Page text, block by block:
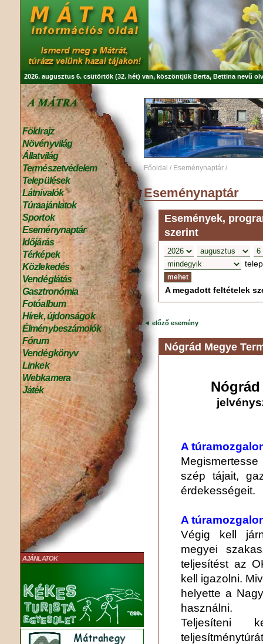
2026. augusztus 6. csütörtök (32. hét) van, köszöntjük Berta, Bettina nevű
Földrajz
Növényvilág
Állatvilág
Természetvédelem
Települések
Látnivalók
Túraajánlatok
Sportok
Eseménynaptár
Időjárás
Térképek
Közlekedés
Vendéglátás
Gasztronómia
Fotóalbum
Hírek, újdonságok
Élménybeszámolók
Fórum
Vendégkönyv
Linkek
Webkamera
Játék
AJÁNLATOK
Főoldal / Eseménynaptár /
Eseménynaptár
Események,
szerint
A megadott feltételek
◄ előző esemény
Nógrád Megye
A
szép tájait,
érdekességeit.
A
Végig kell
megyei
teljesítést az
kell igazolni.
helyette a
használni.
Teljesíteni